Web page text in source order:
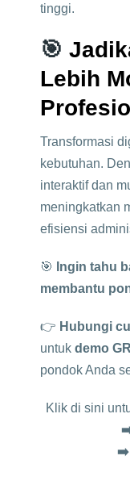
tinggi.
🎯
Lebih
Transformasi
kebutuhan.
interaktif dan
meningkatkan
efisiensi
🎯
Ingin tahu
membantu
👉 Hubungi
untuk demo
pondok Anda
Klik di sini
➡️